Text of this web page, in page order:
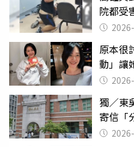
院都受
曝光
原本很
動」讓
獨／東
寄信「
關